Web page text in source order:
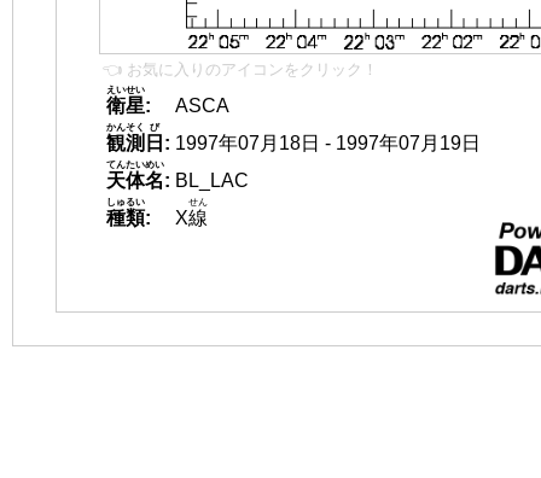
👈 お気に入りのアイコンをクリック！
衛星
えいせい
:
ASCA
観測
かんそく
日
び
: 1997年07月18日 - 1997年07月19日
天体名
てんたいめい
: BL_LAC
種類
しゅるい
: X線
せん